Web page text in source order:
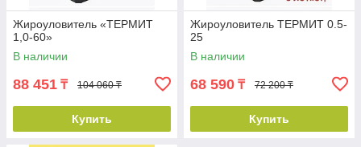
Жироуловитель «ТЕРМИТ
1,0-60»
В наличии
88 451 ₸ 104 060 ₸
Купить
Жироуловитель ТЕРМИТ 0.5-
25
В наличии
68 590 ₸ 72 200 ₸
Купить